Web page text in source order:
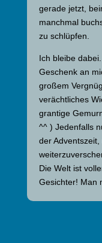
gerade jetzt,
manchmal
zu schlüpfen.
Ich bleibe
Geschenk an
großem
verächtliches
grantige
^^ ) Jedenfalls
der
Die Welt ist
Gesichter! Man